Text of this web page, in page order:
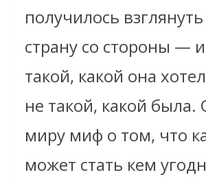
получилось
страну со стороны —
такой, какой она
не такой, какой была.
миру миф о том, что
может стать кем